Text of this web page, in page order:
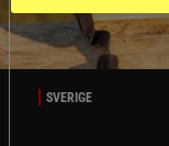
SVERIGE